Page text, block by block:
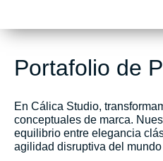
Portafolio de
En Cálica Studio,
conceptuales de marca.
equilibrio entre elegancia
agilidad disruptiva del